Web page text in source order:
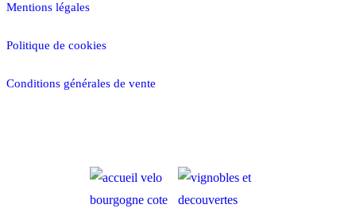
Mentions légales
Politique de cookies
Conditions générales de vente